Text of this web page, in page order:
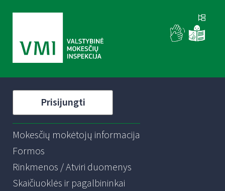
Prisijungti
Mokesčių mokėtojų informacija
Formos
Rinkmenos / Atviri duomenys
Skaičiuoklės ir pagalbininkai